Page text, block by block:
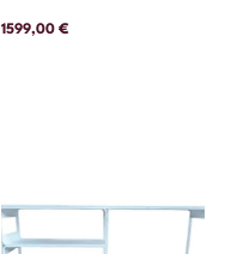
1599,00 €